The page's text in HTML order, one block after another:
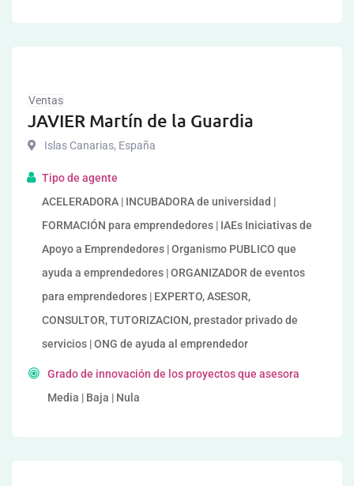
Ventas
JAVIER Martín de la Guardia
Islas Canarias, España
Tipo de agente
ACELERADORA | INCUBADORA de universidad |
FORMACIÓN para emprendedores | IAEs Iniciativas de
Apoyo a Emprendedores | Organismo PUBLICO que
ayuda a emprendedores | ORGANIZADOR de eventos
para emprendedores | EXPERTO, ASESOR,
CONSULTOR, TUTORIZACION, prestador privado de
servicios | ONG de ayuda al emprendedor
Grado de innovación de los proyectos que asesora
Media | Baja | Nula